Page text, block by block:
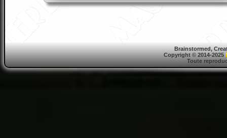
Brainstormed,
Copyright © 2014-2025
Toute